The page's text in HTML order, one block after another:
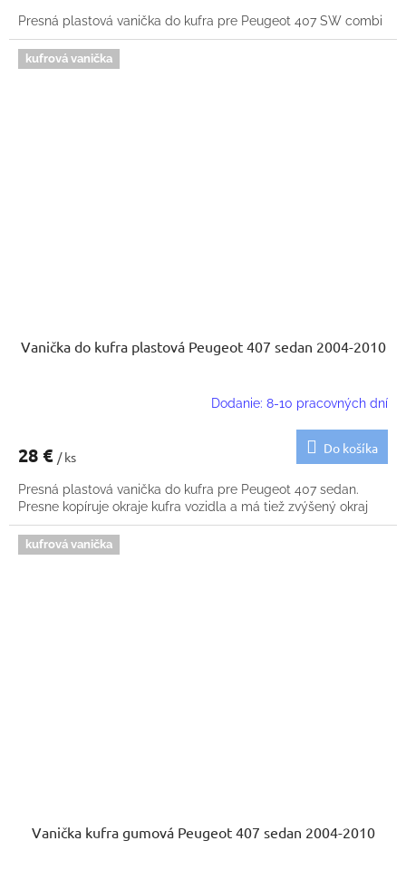
Presná plastová vanička do kufra pre Peugeot 407 SW combi
kufrová vanička
Vanička do kufra plastová Peugeot 407 sedan 2004-2010
Dodanie: 8-10 pracovných dní
28 € / ks
Do košíka
Presná plastová vanička do kufra pre Peugeot 407 sedan.
Presne kopíruje okraje kufra vozidla a má tiež zvýšený okraj
kufrová vanička
Vanička kufra gumová Peugeot 407 sedan 2004-2010